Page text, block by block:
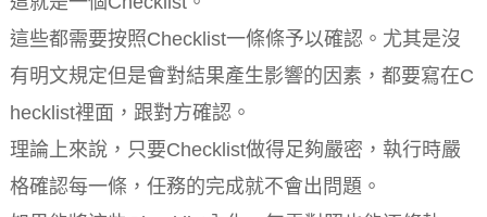
這些都需要按照Checklist一條條予以確認。尤其是沒
有明文規定但是會對結果產生影響的因素，都要寫在C
hecklist裡面，跟對方確認。
理論上來說，只要Checklist做得足夠嚴密，執行時嚴
格確認每一條，任務的完成就不會出問題。